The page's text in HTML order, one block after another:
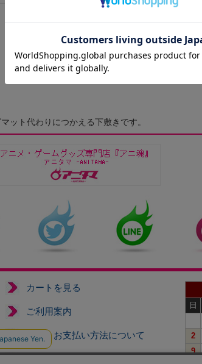
ット代わりにつかえる下敷きです。
カートを見る
ご利用案内
送料、お支払い方法について
日
2
9